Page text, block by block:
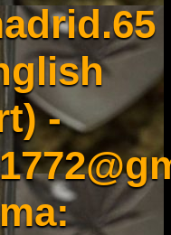
-